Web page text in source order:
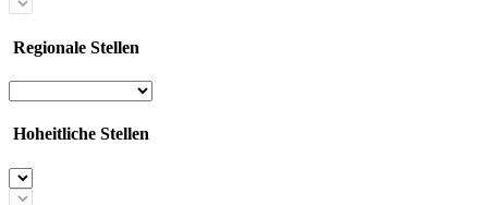
Regionale Stellen
Hoheitliche Stellen